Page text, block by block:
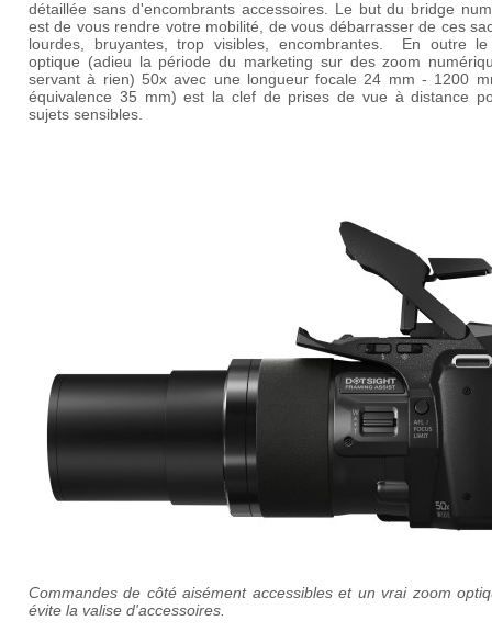
détaillée sans d'encombrants accessoires. Le but du bridge
est de vous rendre votre mobilité, de vous débarrasser de ces
lourdes, bruyantes, trop visibles, encombrantes. En outre
optique (adieu la période du marketing sur des zoom
servant à rien) 50x avec une longueur focale 24 mm - 1200
équivalence 35 mm) est la clef de prises de vue à distance
sujets sensibles.
Commandes de côté aisément accessibles et un vrai zoom
évite la valise d'accessoires.